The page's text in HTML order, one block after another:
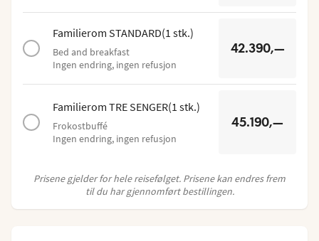
Familierom STANDARD(1 stk.)
Bed and breakfast
Ingen endring, ingen refusjon
42.390,—
Familierom TRE SENGER(1 stk.)
Frokostbuffé
Ingen endring, ingen refusjon
45.190,—
Prisene gjelder for hele reisefølget. Prisene kan endres frem
til du har gjennomført bestillingen.